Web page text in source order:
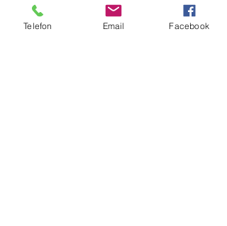
Telefon Email Facebook